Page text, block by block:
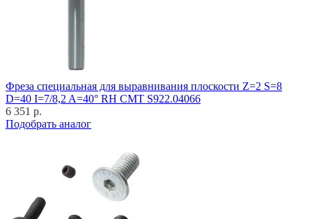
Фреза специальная для выравнивания плоскости Z=2 S=8
D=40 I=7/8,2 A=40° RH CMT S922.04066
6 351 р.
Подобрать аналог